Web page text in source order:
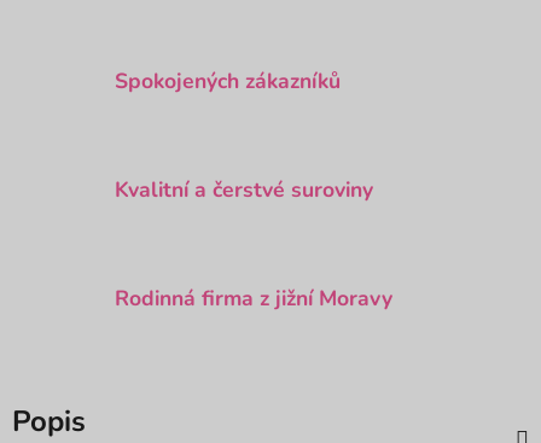
Spokojených zákazníků
Kvalitní a čerstvé suroviny
Rodinná firma z jižní Moravy
Popis